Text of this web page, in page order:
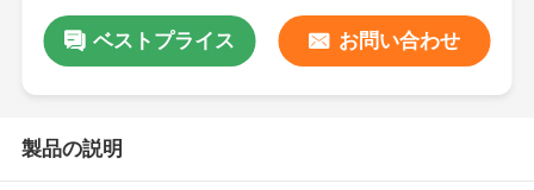
ベストプライス お問い合わせ
製品の説明